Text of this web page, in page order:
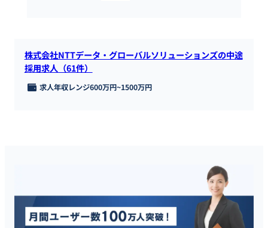
株式会社NTTデータ・グローバルソリューションズの中途
採用求人（61件）
求人年収レンジ600万円~1500万円